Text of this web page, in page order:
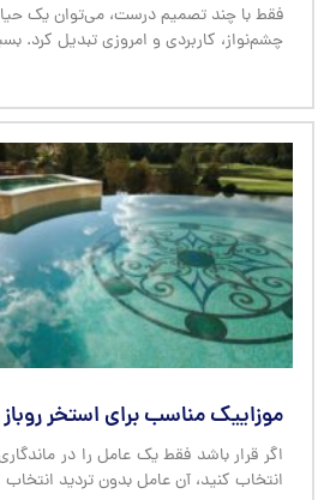
فقط با چند تصمیم درست، می‌توان یک
چشم‌نواز، کاربردی و امروزی تبدیل کرد.
موزاییک مناسب برای استخر
اگر قرار باشد فقط یک عامل را در
انتخاب کنید، آن عامل بدون تردید